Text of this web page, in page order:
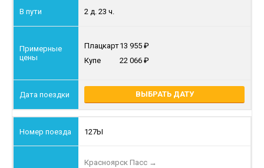
2 д. 23 ч.
Плацкарт13 955
Купе
22 066
ВЫБРАТЬ ДАТУ
127Ы
Красноярск Пасс →